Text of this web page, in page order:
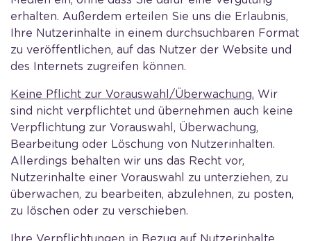
erhalten. Außerdem erteilen Sie uns die Erlaubnis,
Ihre Nutzerinhalte in einem durchsuchbaren Format
zu veröffentlichen, auf das Nutzer der Website und
des Internets zugreifen können.
Keine Pflicht zur Vorauswahl/Überwachung. Wir
sind nicht verpflichtet und übernehmen auch keine
Verpflichtung zur Vorauswahl, Überwachung,
Bearbeitung oder Löschung von Nutzerinhalten.
Allerdings behalten wir uns das Recht vor,
Nutzerinhalte einer Vorauswahl zu unterziehen, zu
überwachen, zu bearbeiten, abzulehnen, zu posten,
zu löschen oder zu verschieben.
Ihre Verpflichtungen in Bezug auf Nutzerinhalte.